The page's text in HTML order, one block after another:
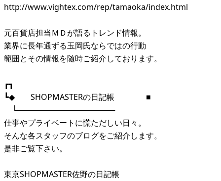
http://www.vightex.com/rep/tamaoka/index.html
元百貨店担当ＭＤが語るトレンド情報。
業界に長年通ずる玉岡氏ならではの行動
範囲とその情報を随時ご紹介しております。
┏┓
┗◆ SHOPMASTERの日記帳 ■
└──────────────────
仕事やプライベートに慌ただしい日々。
そんな各スタッフのブログをご紹介します。
是非ご覧下さい。
東京SHOPMASTER佐野の日記帳